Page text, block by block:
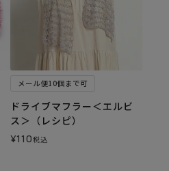
メール便10個まで可
ドライブマフラー＜エルビ
ス＞（レシピ）
¥110税込